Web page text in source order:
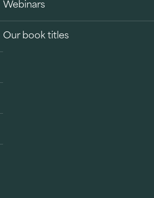
Webinars
Our book titles